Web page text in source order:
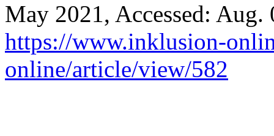
May 2021, Accessed:
https://www.inklusion-
online/article/view/582